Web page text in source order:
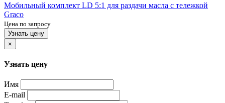
Мобильный комплект LD 5:1 для раздачи масла с тележкой
Graco
Цена по запросу
Узнать цену
×
Узнать цену
Имя
E-mail